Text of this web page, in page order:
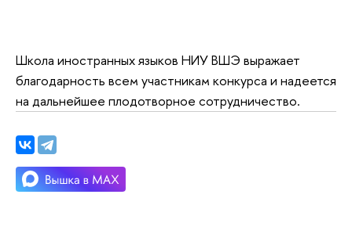
Школа иностранных языков НИУ ВШЭ выражает
благодарность всем участникам конкурса и надеется
на дальнейшее плодотворное сотрудничество.